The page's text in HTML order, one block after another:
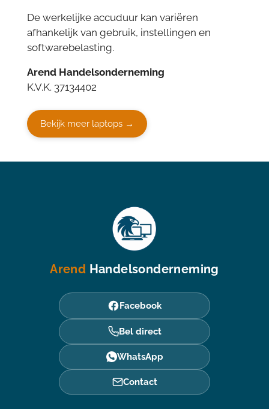
De werkelijke accuduur kan variëren
afhankelijk van gebruik, instellingen en
softwarebelasting.
Arend Handelsonderneming
K.V.K. 37134402
Bekijk meer laptops →
Arend Handelsonderneming
Facebook
Bel direct
WhatsApp
Contact